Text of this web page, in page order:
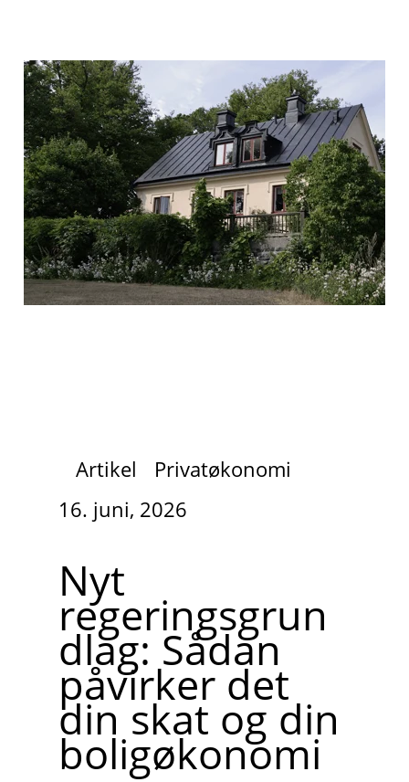
Artikel
Privatøkonomi
16. juni, 2026
Nyt
regeringsgrun
dlag: Sådan
påvirker det
din skat og din
boligøkonomi